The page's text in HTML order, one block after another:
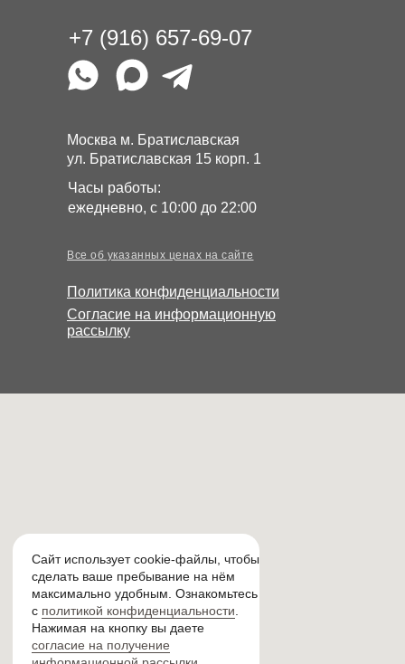
+7 (916) 657-69-07
Часы работы:
ежедневно, с 10:00 до 22:00
Москва м. Братиславская
ул. Братиславская 15 корп. 1
Все об указанных ценах на сайте
Согласие на информационную
рассылку
Политика конфиденциальности